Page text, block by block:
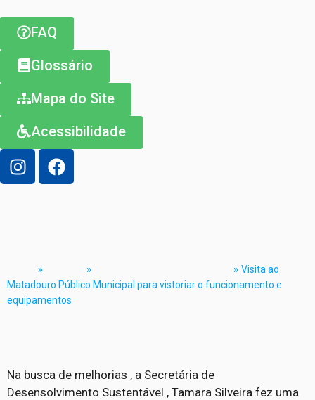
FAQ
Glossário
Mapa do Site
Acessibilidade
» » » Visita ao
Matadouro Público Municipal para vistoriar o funcionamento e
equipamentos
Na busca de melhorias , a Secretária de
Desensolvimento Sustentável , Tamara Silveira fez uma